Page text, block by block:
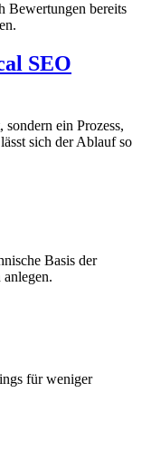
Bewertungen bereits
SEO
ein Prozess,
sich der Ablauf so
Basis der
anlegen.
für weniger